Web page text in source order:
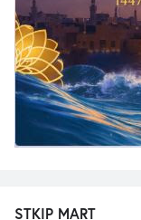
STKIP MART